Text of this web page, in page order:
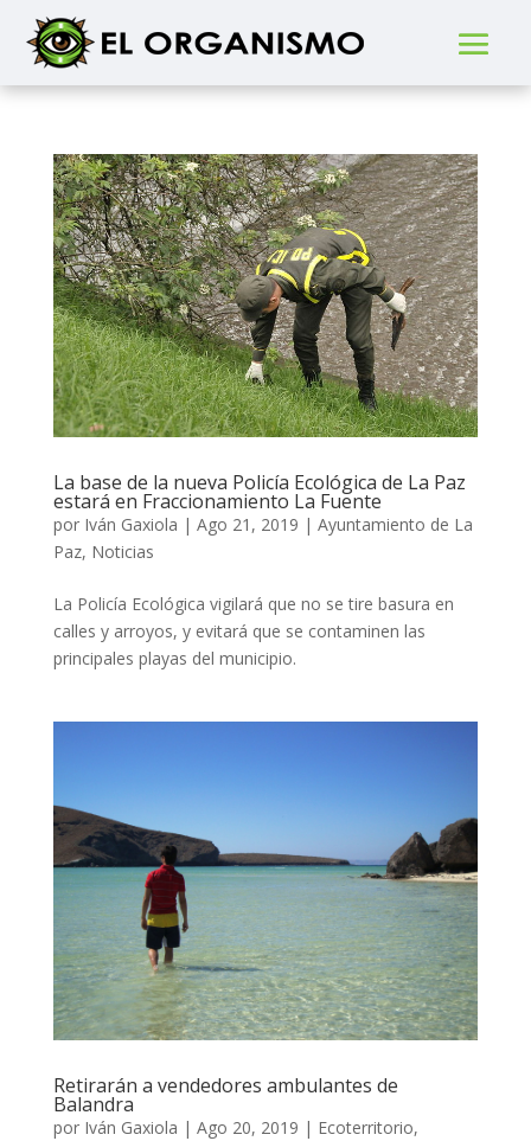
La base de la nueva Policía Ecológica de La Paz
estará en Fraccionamiento La Fuente
por Iván Gaxiola | Ago 21, 2019 | Ayuntamiento de La
Paz, Noticias
La Policía Ecológica vigilará que no se tire basura en
calles y arroyos, y evitará que se contaminen las
principales playas del municipio.
Retirarán a vendedores ambulantes de
Balandra
por Iván Gaxiola | Ago 20, 2019 | Ecoterritorio,